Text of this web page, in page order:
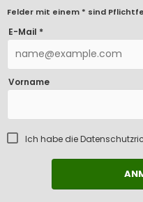
Felder mit einem * sind
E-Mail *
Vorname
Ich habe die